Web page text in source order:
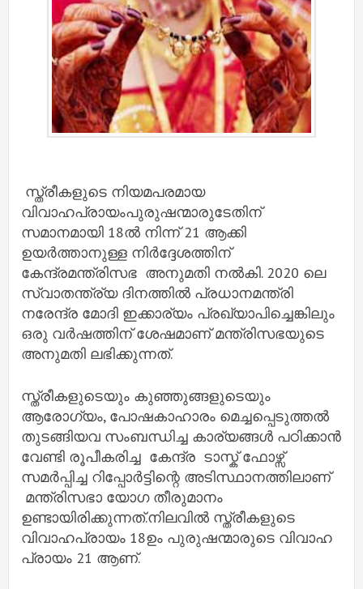
സ്ത്രീകളുടെ നിയമപരമായ
വിവാഹപ്രായംപുരുഷന്മാരുടേതിന്
സമാനമായി 18ൽ നിന്ന് 21 ആക്കി
ഉയർത്താനുള്ള നിർദ്ദേശത്തിന്
കേന്ദ്രമന്ത്രിസഭ അനുമതി നൽകി. 2020 ലെ
സ്വാതന്ത്ര്യ ദിനത്തിൽ പ്രധാനമന്ത്രി
നരേന്ദ്ര മോദി ഇക്കാര്യം പ്രഖ്യാപിച്ചെങ്കിലും
ഒരു വർഷത്തിന് ശേഷമാണ് മന്ത്രിസഭയുടെ
അനുമതി ലഭിക്കുന്നത്.
സ്ത്രീകളുടെയും കുഞ്ഞുങ്ങളുടെയും
ആരോഗ്യം, പോഷകാഹാരം മെച്ചപ്പെടുത്തൽ
തുടങ്ങിയവ സംബന്ധിച്ച കാര്യങ്ങൾ പഠിക്കാൻ
വേണ്ടി രൂപീകരിച്ച കേന്ദ്ര ടാസ്ക് ഫോഴ്സ്
സമർപ്പിച്ച റിപ്പോർട്ടിന്റെ അടിസ്ഥാനത്തിലാണ്
മന്ത്രിസഭാ യോഗ തീരുമാനം
ഉണ്ടായിരിക്കുന്നത്.നിലവിൽ സ്ത്രീകളുടെ
വിവാഹപ്രായം 18ഉം പുരുഷന്മാരുടെ വിവാഹ
പ്രായം 21 ആണ്.